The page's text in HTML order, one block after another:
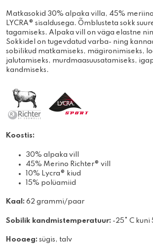
Matkasokid 30% alpaka villa, 45%
LYCRA® sisaldusega. Õmblusteta sokk
tagamiseks. Alpaka vill on väga elastne
Sokkidel on tugevdatud varba- ning
sobilikud matkamiseks, mägironimiseks,
jalutamiseks, murdmaasuusatamiseks,
kandmiseks.
Koostis:
30% alpaka vill
45% Merino Richter® vill
10% Lycra® kiud
15% polüamiid
Kaal: 62 grammi/paar
Sobilik kandmistemperatuur: -25° C kuni
Hooaeg: sügis, talv